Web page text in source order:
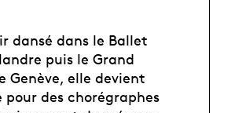
dansé dans le Ballet
puis le Grand
Genève, elle devient
des chorégraphes